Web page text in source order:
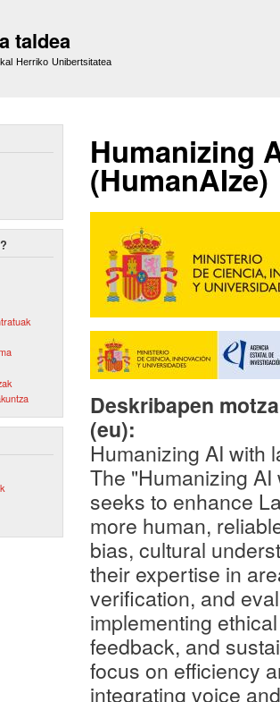
taldea
Herriko Unibertsitatea
Humanizing
(HumanAIze)
Deskribapen
(eu):
Humanizing AI with
The "Humanizing
seeks to enhance
more human,
bias, cultural
their expertise in
verification, and
implementing
feedback, and
focus on efficiency
integrating voice